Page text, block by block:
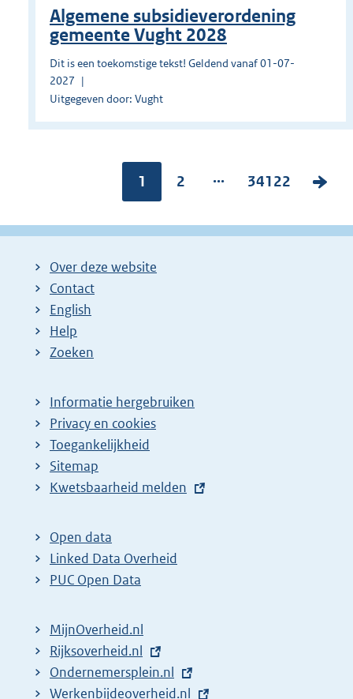
Algemene subsidieverordening
gemeente Vught 2028
Dit is een toekomstige tekst! Geldend vanaf 01-07-
2027
Uitgegeven door: Vught
Pagina:
1
P
g
2 ...
P
g
34122
V
l
Over deze website
Contact
English
Help
Zoeken
Informatie hergebruiken
Privacy en cookies
Toegankelijkheid
Sitemap
E
t
e
r
l
i
n
Kwetsbaarheid melden
Open data
Linked Data Overheid
PUC Open Data
MijnOverheid.nl
E
x
t
Rijksoverheid.nl
E
x
Ondernemersplein.nl
E
Werkenbijdeoverheid.nl